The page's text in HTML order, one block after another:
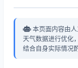
本页面内容由人
天气数据进行优化
结合自身实际情况